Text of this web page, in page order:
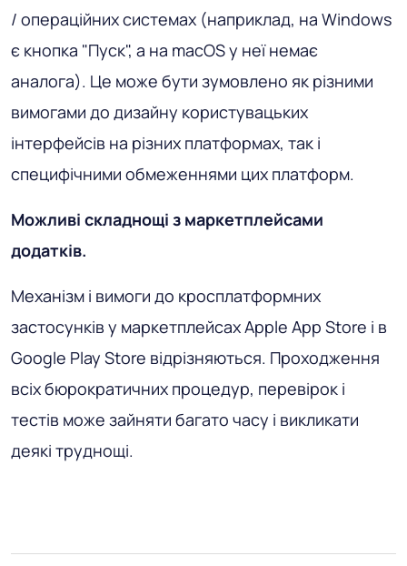
/ операційних системах (наприклад, на Windows
є кнопка "Пуск", а на macOS у неї немає
аналога). Це може бути зумовлено як різними
вимогами до дизайну користувацьких
інтерфейсів на різних платформах, так і
специфічними обмеженнями цих платформ.
Можливі складнощі з маркетплейсами
додатків.
Механізм і вимоги до кросплатформних
застосунків у маркетплейсах Apple App Store і в
Google Play Store відрізняються. Проходження
всіх бюрократичних процедур, перевірок і
тестів може зайняти багато часу і викликати
деякі труднощі.